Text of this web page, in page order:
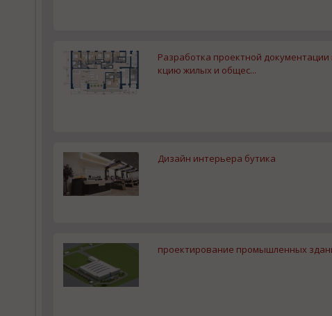
Разработка проектной
кцию жилых и общес...
Дизайн интерьера бутика
проектирование промышленных